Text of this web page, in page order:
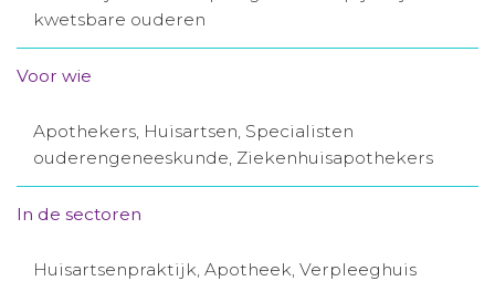
Aanmelden nieuwsbrief
Toegang leeromgeving
kwetsbare ouderen
Voor wie
Apothekers, Huisartsen, Specialisten
ouderengeneeskunde, Ziekenhuisapothekers
In de sectoren
Huisartsenpraktijk, Apotheek, Verpleeghuis